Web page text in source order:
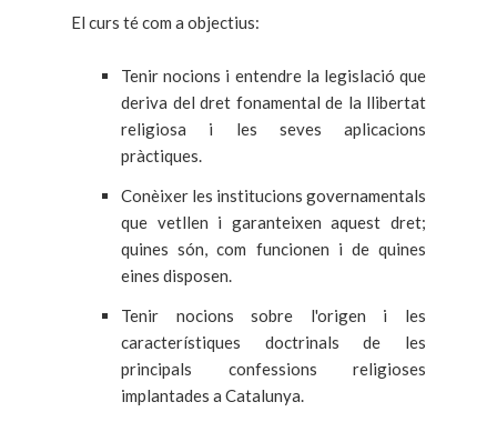
El curs té com a objectius:
Tenir nocions i entendre la legislació que
deriva del dret fonamental de la llibertat
religiosa i les seves aplicacions
pràctiques.
Conèixer les institucions governamentals
que vetllen i garanteixen aquest dret;
quines són, com funcionen i de quines
eines disposen.
Tenir nocions sobre l'origen i les
característiques doctrinals de les
principals confessions religioses
implantades a Catalunya.